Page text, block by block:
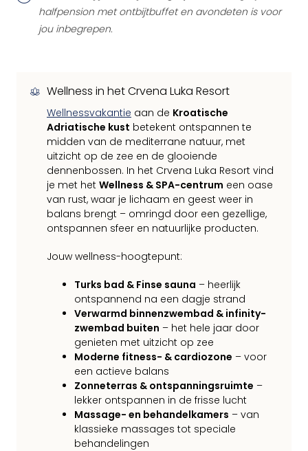
halfpension met ontbijtbuffet en avondeten is voor
jou inbegrepen.
Wellness in het Crvena Luka Resort
Wellnessvakantie aan de Kroatische
Adriatische kust betekent ontspannen te
midden van de mediterrane natuur, met
uitzicht op de zee en de glooiende
dennenbossen. In het Crvena Luka Resort vind
je met het Wellness & SPA-centrum een oase
van rust, waar je lichaam en geest weer in
balans brengt – omringd door een gezellige,
ontspannen sfeer en natuurlijke producten.
Jouw wellness-hoogtepunt:
Turks bad & Finse sauna – heerlijk
ontspannend na een dagje strand
Verwarmd binnenzwembad & infinity-
zwembad buiten – het hele jaar door
genieten met uitzicht op zee
Moderne fitness- & cardiozone – voor
een actieve balans
Zonneterras & ontspanningsruimte –
lekker ontspannen in de frisse lucht
Massage- en behandelkamers – van
klassieke massages tot speciale
behandelingen